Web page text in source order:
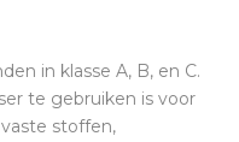
in klasse A, B, en C.
te gebruiken is voor
stoffen,